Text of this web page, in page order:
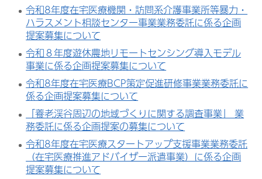
令和8年度在宅医療機関・訪問系介護事業所等暴力・
ハラスメント相談センター事業業務委託に係る企画
提案募集について
令和８年度遊休農地リモートセンシング導入モデル
事業に係る企画提案募集について
令和8年度在宅医療BCP策定促進研修事業業務委託に
係る企画提案募集について
「養老渓谷周辺の地域づくりに関する調査事業」 業
務委託に係る企画提案の募集について
令和8年度在宅医療スタートアップ支援事業業務委託
（在宅医療推進アドバイザー派遣事業）に係る企画
提案募集について